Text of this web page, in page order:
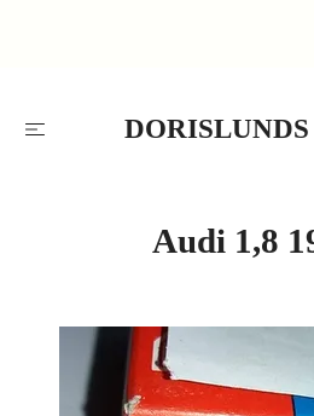
Audi 1,8